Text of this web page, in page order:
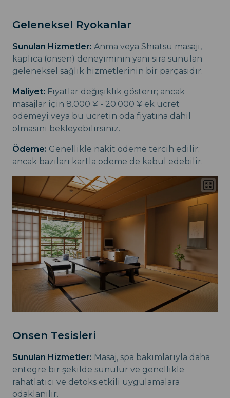
Geleneksel Ryokanlar
Sunulan Hizmetler: Anma veya Shiatsu masajı,
kaplıca (onsen) deneyiminin yanı sıra sunulan
geleneksel sağlık hizmetlerinin bir parçasıdır.
Maliyet: Fiyatlar değişiklik gösterir; ancak
masajlar için 8.000 ¥ - 20.000 ¥ ek ücret
ödemeyi veya bu ücretin oda fiyatına dahil
olmasını bekleyebilirsiniz.
Ödeme: Genellikle nakit ödeme tercih edilir;
ancak bazıları kartla ödeme de kabul edebilir.
Onsen Tesisleri
Sunulan Hizmetler: Masaj, spa bakımlarıyla daha
entegre bir şekilde sunulur ve genellikle
rahatlatıcı ve detoks etkili uygulamalara
odaklanılır.